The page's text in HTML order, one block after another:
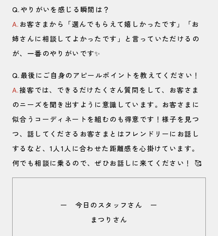
Q.やりがいを感じる瞬間は？
A. お客さまから「選んでもらえて嬉しかったです」「お
姉さんに相談してよかったです」と言っていただけるの
が、一番のやりがいです✨
Q.最後にご自身のアピールポイントを教えてください！
A.接客では、できるだけたくさん質問をして、お客さま
のニーズを聞き出すように意識しています。お客さまに
似合うコーディネートを組むのも得意です！様子を見つ
つ、話してくださるお客さまとはフレンドリーにお話し
するなど、1人1人に合わせた距離感を心掛けています。
何でも相談に乗るので、ぜひお話しに来てください！ 🥰
ー 今日のスタッフさん ー
まつりさん